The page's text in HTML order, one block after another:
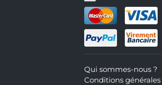
Qui sommes-nous ?
Conditions